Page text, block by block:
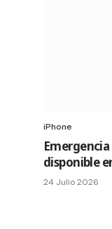
iPhone
disponible
24 Julio 2026